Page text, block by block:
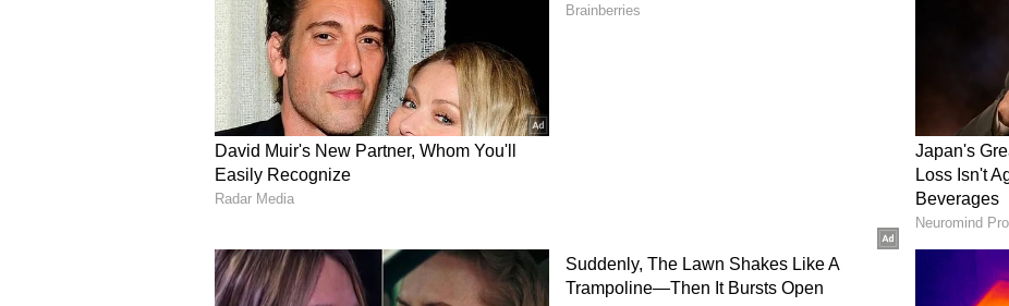
அலற விட்ட அயர்லாந்து..
மாஸ் வெற்றி.. சரித்திர
சாதனை!
6